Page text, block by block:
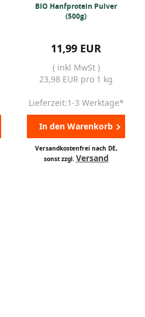
BIO Hanfprotein Pulver
(500g)
11,99 EUR
( inkl MwSt )
23,98 EUR pro 1 kg
Lieferzeit:1-3 Werktage*
In den Warenkorb
Versandkostenfrei nach DE,
sonst zzgl. Versand